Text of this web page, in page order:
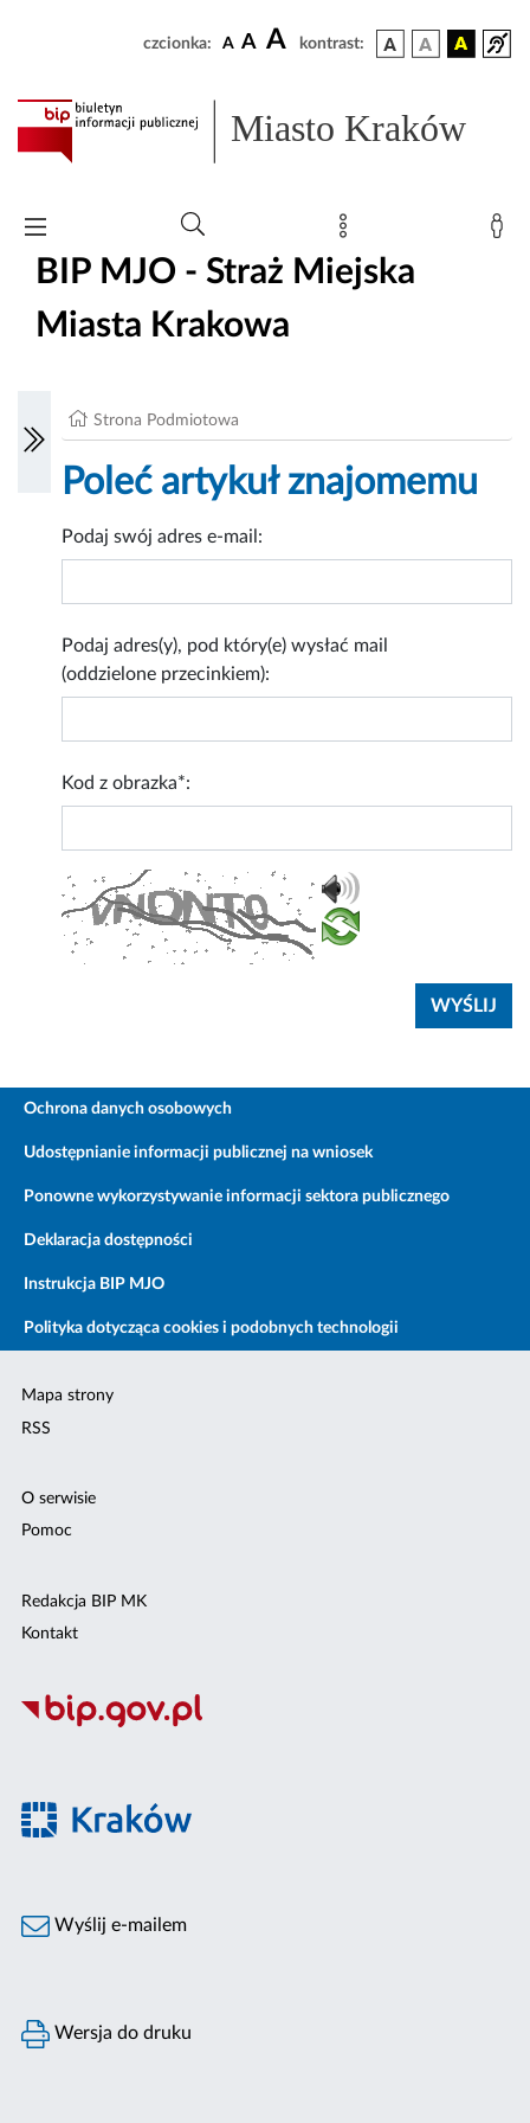
czcionka: A A A kontrast:
Miasto Kraków
BIP MJO - Straż Miejska
Miasta Krakowa
Strona Podmiotowa
Poleć artykuł znajomemu
Podaj swój adres e-mail:
Podaj adres(y), pod który(e) wysłać mail
(oddzielone przecinkiem):
Kod z obrazka*:
Ochrona danych osobowych
Udostępnianie informacji publicznej na wniosek
Ponowne wykorzystywanie informacji sektora publicznego
Deklaracja dostępności
Instrukcja BIP MJO
Polityka dotycząca cookies i podobnych technologii
Mapa strony
RSS
O serwisie
Pomoc
Redakcja BIP MK
Kontakt
Wyślij e-mailem
Wersja do druku